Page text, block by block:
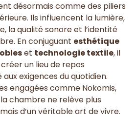
désormais comme des piliers
Ils influencent la lumière,
la qualité sonore et l’identité
En conjuguant esthétique
et technologie textile, il
un lieu de repos
exigences du quotidien.
engagées comme Nokomis,
chambre ne relève plus
d’un véritable art de vivre.